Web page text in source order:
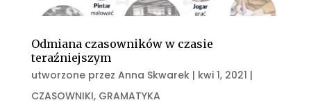
Odmiana czasowników w czasie
teraźniejszym
utworzone przez Anna Skwarek| kwi 1, 2021 |
CZASOWNIKI, GRAMATYKA